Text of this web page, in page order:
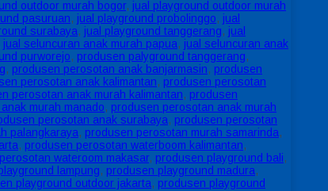
outdoor murah bogor, jual playground outdoor murah
pasuruan, jual playground probolinggo, jual
surabaya, jual playground tanggerang, jual
jual seluncuran anak murah papua, jual seluncuran anak
purworejo, produsen palyground tanggerang,
, produsen perosotan anak banjarmasin, produsen
perosotan anak kalimantan, produsen perosotan
perosotan anak murah kalimantan, produsen
murah manado, produsen perosotan anak murah
perosotan anak surabaya, produsen perosotan
palangkaraya, produsen perosotan murah samarinda,
, produsen perosotan waterboom kalimantan,
wateroom makasar, produsen playground bali,
lampung, produsen playground madura,
playground outdoor jakarta, produsen playground